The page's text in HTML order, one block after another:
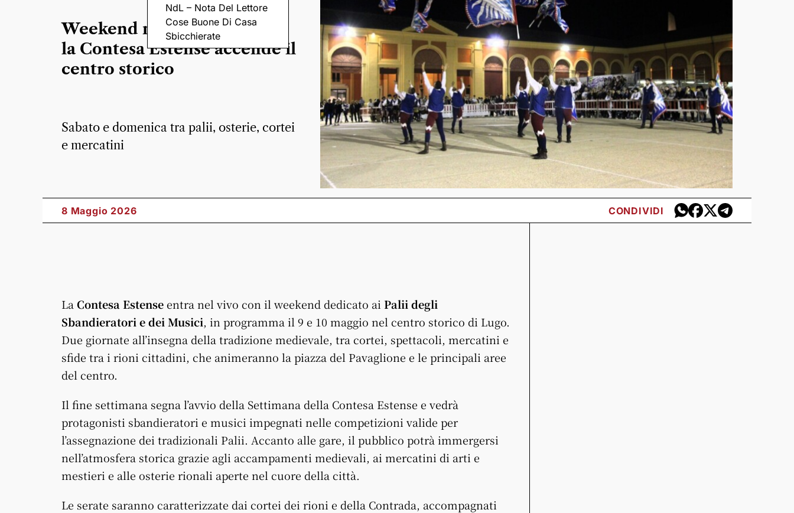
NdL – Nota Del Lettore
Cose Buone Di Casa
Sbicchierate
Weekend medievale a Lugo:
la Contesa Estense accende il
centro storico
Sabato e domenica tra palii, osterie, cortei
e mercatini
8 Maggio 2026 CONDIVIDI
La Contesa Estenseentra nel vivo con il weekend dedicato ai Palii degli
Sbandieratori e dei Musici, in programma il 9 e 10 maggio nel centro storico di Lugo.
Due giornate all’insegna della tradizione medievale, tra cortei, spettacoli, mercatini e
sfide tra i rioni cittadini, che animeranno la piazza del Pavaglione e le principali aree
del centro.
Il fine settimana segna l’avvio della Settimana della Contesa Estense e vedrà
protagonisti sbandieratori e musici impegnati nelle competizioni valide per
l’assegnazione dei tradizionali Palii. Accanto alle gare, il pubblico potrà immergersi
nell’atmosfera storica grazie agli accampamenti medievali, ai mercatini di arti e
mestieri e alle osterie rionali aperte nel cuore della città.
Le serate saranno caratterizzate dai cortei dei rioni e della Contrada, accompagnati